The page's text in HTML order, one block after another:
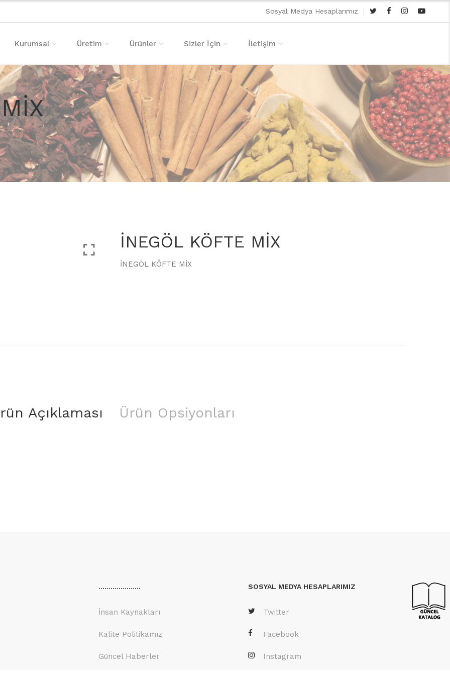
Sosyal Medya Hesaplarımız |
Kurumsal Üretim Ürünler Sizler İçin İletişim
İNEGÖL KÖFTE MİX
İNEGÖL KÖFTE MİX
Açıklaması Ürün Opsiyonları
.....................
İnsan Kaynakları
Kalite Politikamız
Güncel Haberler
SOSYAL MEDYA HESAPLARIMIZ
Twitter
Facebook
Instagram